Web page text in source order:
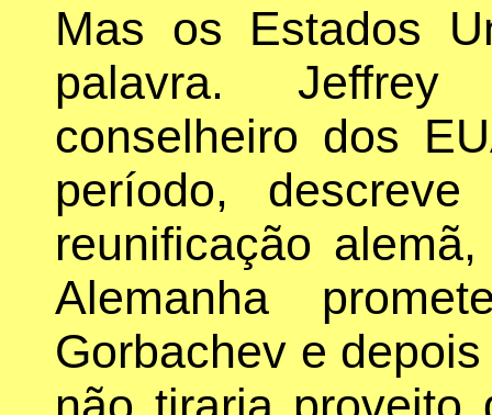
Mas os Estados
palavra.
conselheiro dos
período,
reunificação
Alemanha
Gorbachev e